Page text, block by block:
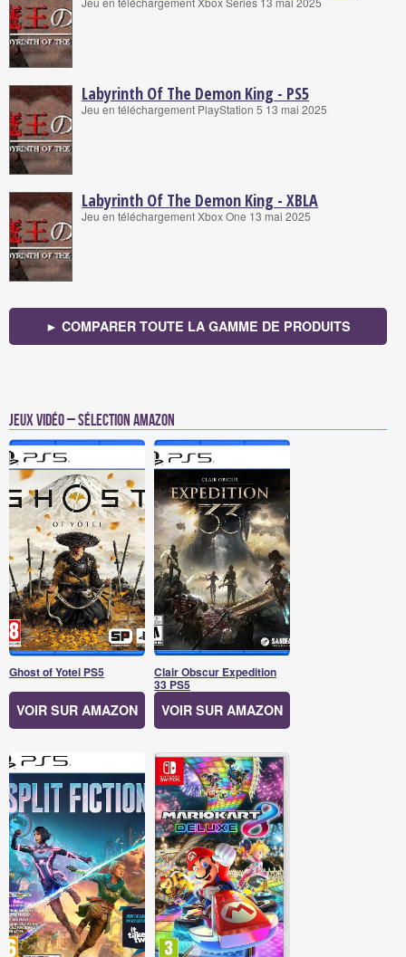
Labyrinth Of The Demon King - PS5
Jeu en téléchargement PlayStation 5 13 mai 2025
Labyrinth Of The Demon King - XBLA
Jeu en téléchargement Xbox One 13 mai 2025
► COMPARER TOUTE LA GAMME DE PRODUITS
Jeux vidéo – Sélection Amazon
Ghost of Yotei PS5
VOIR SUR AMAZON
Clair Obscur Expedition
33 PS5
VOIR SUR AMAZON